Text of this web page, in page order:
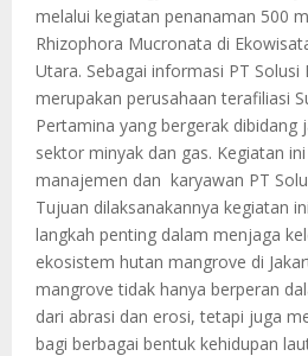
melalui kegiatan penanaman 500
Rhizophora Mucronata di
Utara. Sebagai informasi PT Solusi
merupakan perusahaan terafiliasi
Pertamina yang bergerak dibidang
sektor minyak dan gas. Kegiatan
manajemen dan karyawan PT
Tujuan dilaksanakannya kegiatan
langkah penting dalam menjaga
ekosistem hutan mangrove di
mangrove tidak hanya berperan
dari abrasi dan erosi, tetapi juga
bagi berbagai bentuk kehidupan